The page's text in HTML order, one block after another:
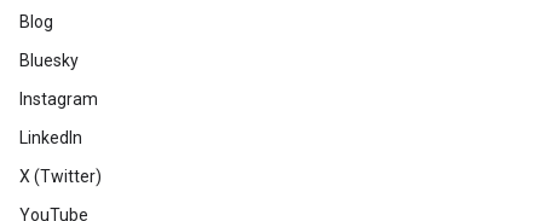
Blog
Bluesky
Instagram
LinkedIn
X (Twitter)
YouTube